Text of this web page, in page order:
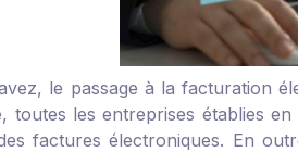
le passage à la facturation
toutes les entreprises établies
factures électroniques. En